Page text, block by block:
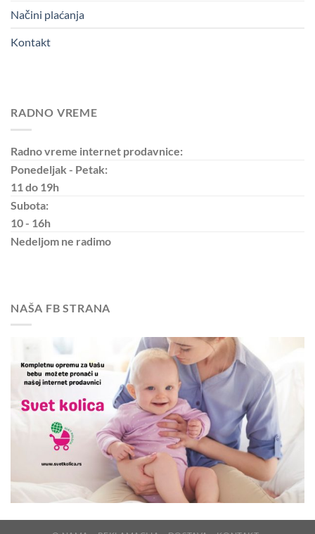
Načini plaćanja
Kontakt
RADNO VREME
Radno vreme internet prodavnice:
Ponedeljak - Petak:
11 do 19h
Subota:
10 - 16h
Nedeljom ne radimo
NAŠA FB STRANA